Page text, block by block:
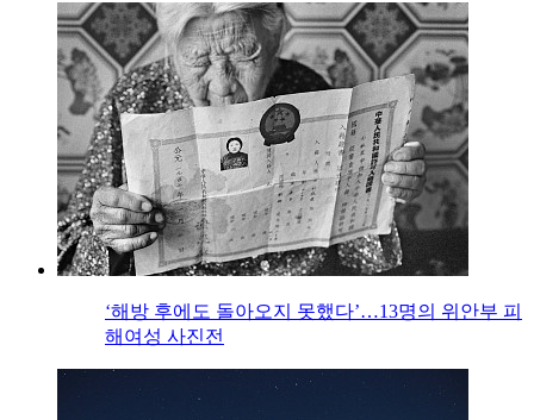
‘해방 후에도 돌아오지 못했다’…13명의 위안부 피
해여성 사진전